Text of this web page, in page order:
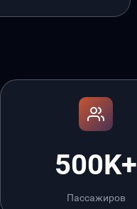
500K+
Пассажиров